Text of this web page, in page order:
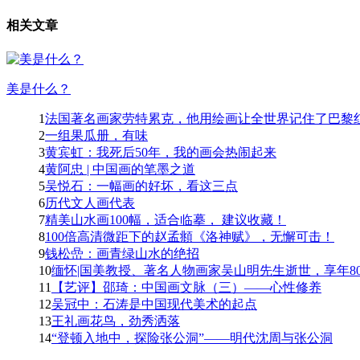
相关文章
美是什么？
1法国著名画家劳特累克，他用绘画让全世界记住了巴黎
2一组果瓜册，有味
3黄宾虹：我死后50年，我的画会热闹起来
4黄阿忠 | 中国画的笔墨之道
5吴悦石：一幅画的好坏，看这三点
6历代文人画代表
7精美山水画100幅，适合临摹， 建议收藏！
8100倍高清微距下的赵孟頫《洛神赋》，无懈可击！
9钱松嵒：画青绿山水的绝招
10缅怀|国美教授、著名人物画家吴山明先生逝世，享年
11 【艺评】邵琦：中国画文脉（三）——心性修养
12吴冠中：石涛是中国现代美术的起点
13王礼画花鸟，劲秀洒落
14“登顿入地中，探险张公洞”——明代沈周与张公洞